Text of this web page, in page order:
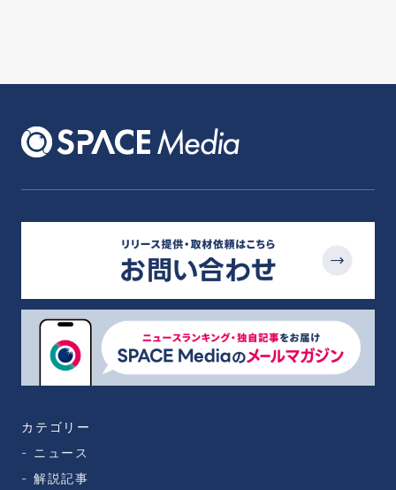
カテゴリー
ニュース
解説記事